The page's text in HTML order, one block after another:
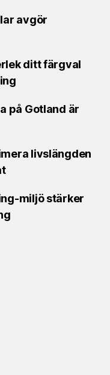
avgör
ditt färgval
på Gotland är
livslängden
miljö stärker